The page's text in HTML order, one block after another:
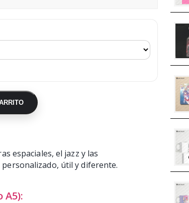
espaciales, el jazz y las
útil y diferente.
A5):